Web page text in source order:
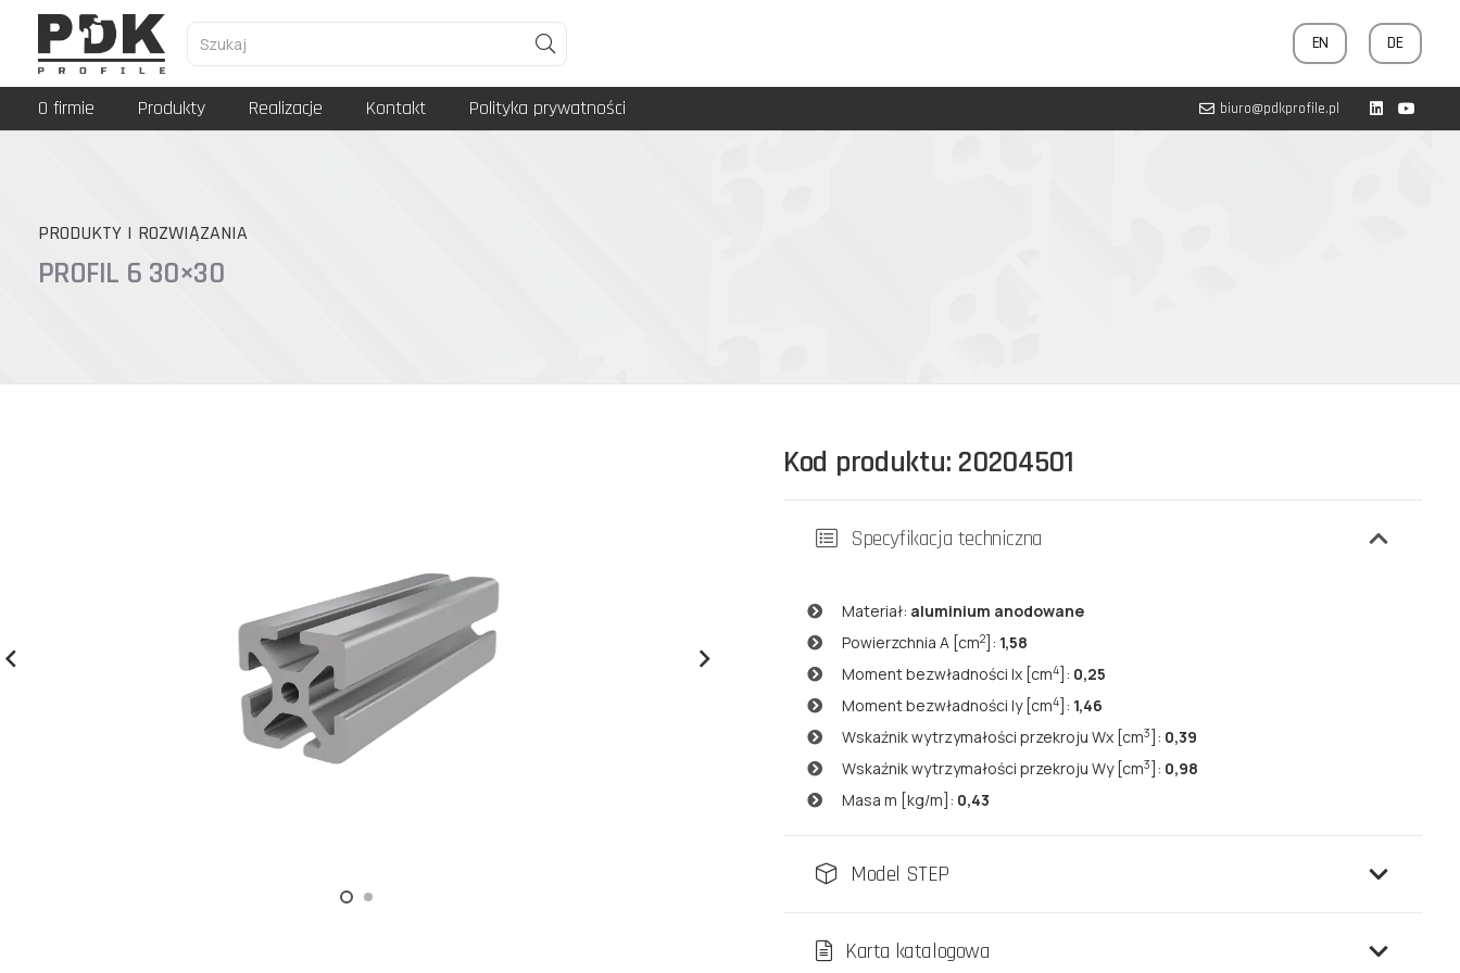
EN DE
O firmie Produkty Realizacje Kontakt Polityka prywatności biuro@pdkprofile.pl
PRODUKTY I ROZWIĄZANIA
PROFIL 6 30×30
Kod produktu: 20204501
Specyfikacja techniczna
Materiał: aluminium anodowane
Powierzchnia A [cm2]: 1,58
Moment bezwładności lx [cm4]: 0,25
Moment bezwładności ly [cm4]: 1,46
Wskaźnik wytrzymałości przekroju Wx [cm3]: 0,39
Wskaźnik wytrzymałości przekroju Wy [cm3]: 0,98
Masa m [kg/m]: 0,43
Model STEP
Karta katalogowa